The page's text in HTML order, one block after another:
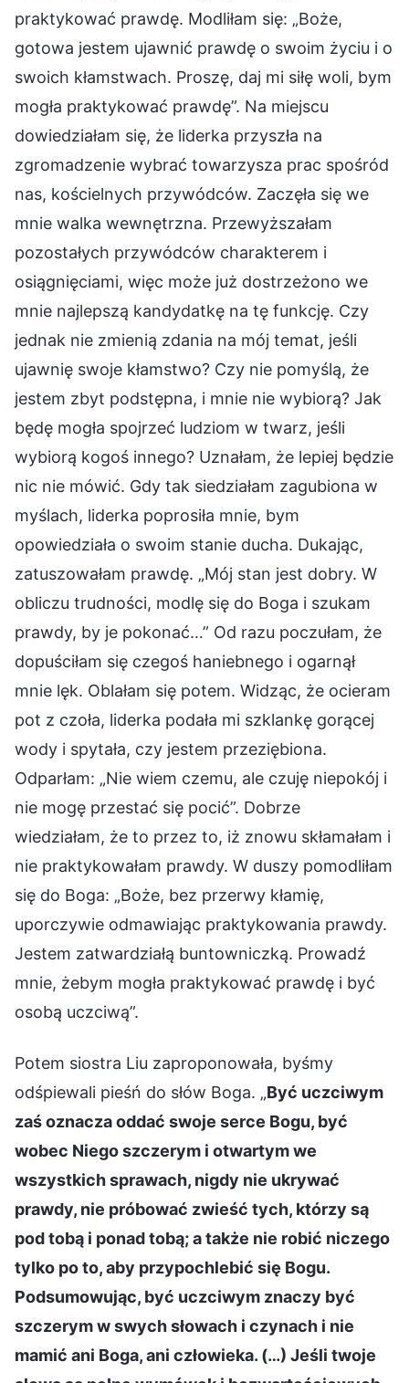
praktykować prawdę. Modliłam się: „Boże,
gotowa jestem ujawnić prawdę o swoim życiu i o
swoich kłamstwach. Proszę, daj mi siłę woli, bym
mogła praktykować prawdę”. Na miejscu
dowiedziałam się, że liderka przyszła na
zgromadzenie wybrać towarzysza prac spośród
nas, kościelnych przywódców. Zaczęła się we
mnie walka wewnętrzna. Przewyższałam
pozostałych przywódców charakterem i
osiągnięciami, więc może już dostrzeżono we
mnie najlepszą kandydatkę na tę funkcję. Czy
jednak nie zmienią zdania na mój temat, jeśli
ujawnię swoje kłamstwo? Czy nie pomyślą, że
jestem zbyt podstępna, i mnie nie wybiorą? Jak
będę mogła spojrzeć ludziom w twarz, jeśli
wybiorą kogoś innego? Uznałam, że lepiej będzie
nic nie mówić. Gdy tak siedziałam zagubiona w
myślach, liderka poprosiła mnie, bym
opowiedziała o swoim stanie ducha. Dukając,
zatuszowałam prawdę. „Mój stan jest dobry. W
obliczu trudności, modlę się do Boga i szukam
prawdy, by je pokonać…” Od razu poczułam, że
dopuściłam się czegoś haniebnego i ogarnął
mnie lęk. Oblałam się potem. Widząc, że ocieram
pot z czoła, liderka podała mi szklankę gorącej
wody i spytała, czy jestem przeziębiona.
Odparłam: „Nie wiem czemu, ale czuję niepokój i
nie mogę przestać się pocić”. Dobrze
wiedziałam, że to przez to, iż znowu skłamałam i
nie praktykowałam prawdy. W duszy pomodliłam
się do Boga: „Boże, bez przerwy kłamię,
uporczywie odmawiając praktykowania prawdy.
Jestem zatwardziałą buntowniczką. Prowadź
mnie, żebym mogła praktykować prawdę i być
osobą uczciwą”.
Potem siostra Liu zaproponowała, byśmy
odśpiewali pieśń do słów Boga. „Być uczciwym
zaś oznacza oddać swoje serce Bogu, być
wobec Niego szczerym i otwartym we
wszystkich sprawach, nigdy nie ukrywać
prawdy, nie próbować zwieść tych, którzy są
pod tobą i ponad tobą; a także nie robić niczego
tylko po to, aby przypochlebić się Bogu.
Podsumowując, być uczciwym znaczy być
szczerym w swych słowach i czynach i nie
mamić ani Boga, ani człowieka. (…) Jeśli twoje